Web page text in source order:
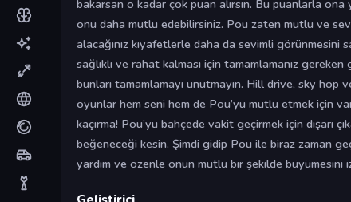
bakarsan o kadar çok puan alırsın. Bu puanlarla
onu daha mutlu edebilirsiniz. Pou zaten mutlu ve
alacağınız kıyafetlerle daha da sevimli görünmesini
sağlıklı ve rahat kalması için tamamlamanız
bunları tamamlamayı unutmayın. Hill drive, sky
oyunlar hem seni hem de Pou’yu mutlu etmek için
kaçırma! Pou’yu bahçede vakit geçirmek için dışarı
beğeneceği kesin. Şimdi gidip Pou ile biraz zaman
yardım ve özenle onun mutlu bir şekilde büyümesini